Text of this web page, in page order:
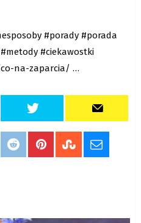
#porady #porada
#ciekawostki
na-zaparcia/ …